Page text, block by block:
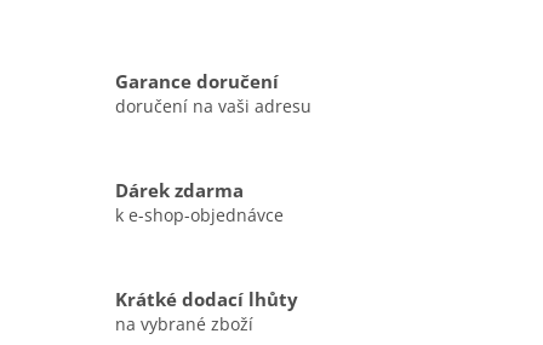
Garance doručení
doručení na vaši adresu
Dárek zdarma
k e-shop-objednávce
Krátké dodací lhůty
na vybrané zboží